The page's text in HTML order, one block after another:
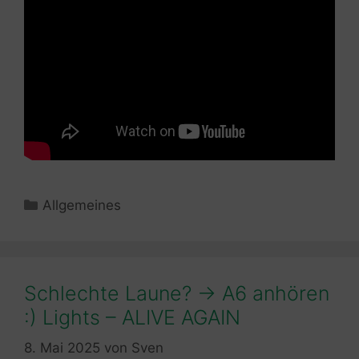
Kategorien
Allgemeines
Schlechte Laune? -> A6 anhören
:) Lights – ALIVE AGAIN
8. Mai 2025 von Sven